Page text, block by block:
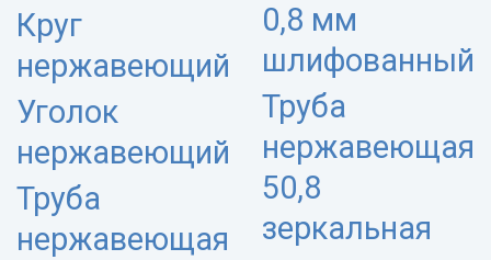
Круг
нержавеющий
Уголок
нержавеющий
Труба
нержавеющая
0,8 мм
шлифованный
Труба
нержавеющая
50,8
зеркальная